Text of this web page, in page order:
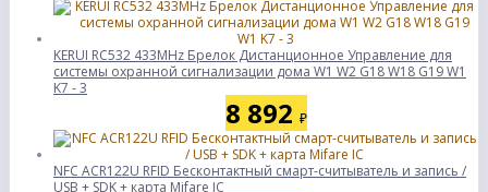
KERUI RC532 433MHz Брелок Дистанционное Управление для
системы охранной сигнализации дома W1 W2 G18 W18 G19 W1
K7 - 3
8 892 ₽
NFC ACR122U RFID Бесконтактный смарт-считыватель и запись /
USB + SDK + карта Mifare IC